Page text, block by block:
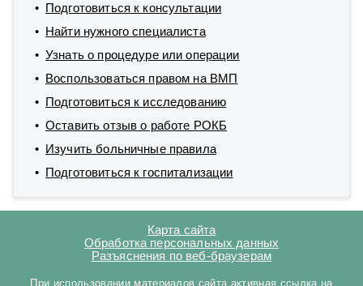
Подготовиться к консультации
Найти нужного специалиста
Узнать о процедуре или операции
Воспользоваться правом на ВМП
Подготовиться к исследованию
Оставить отзыв о работе РОКБ
Изучить больничные правила
Подготовиться к госпитализации
Карта сайта
Обработка персональных данных
Разъяснения по веб-браузерам
При использовании материалов сайта активная ссылка на